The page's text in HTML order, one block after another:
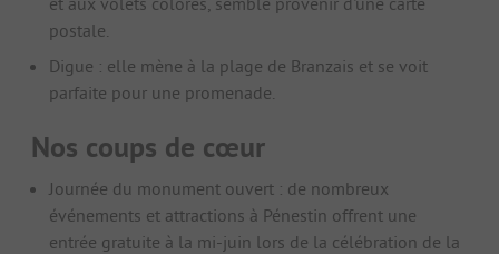
postale.
Digue : elle mène à la plage de Branzais et se voit
parfaite pour une promenade.
Nos coups de cœur
Journée du monument ouvert : de nombreux
événements et attractions à Pénestin offrent une
entrée gratuite à la mi-juin lors de la célébration de la